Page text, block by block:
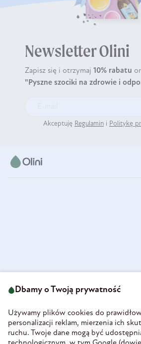
Newsletter Olini
Zapisz się i otrzymaj 10% rabatu
"Pyszne szociki na zdrowie i
Akceptuję Regulamin i Politykę
58-160 Świebodzice
REGON 890213034
INFORMACJE
Dbamy o Twoją prywatność
Używamy plików cookies do
personalizacji reklam, mierzenia ich
ruchu. Twoje dane mogą być